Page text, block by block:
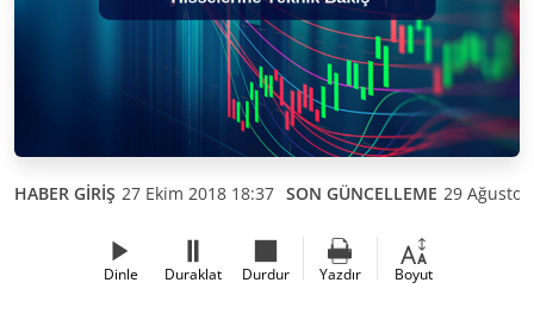
HABER GİRİŞ 27 Ekim 2018 18:37 SON GÜNCELLEME 29
Dinle Duraklat Durdur Yazdır Boyut